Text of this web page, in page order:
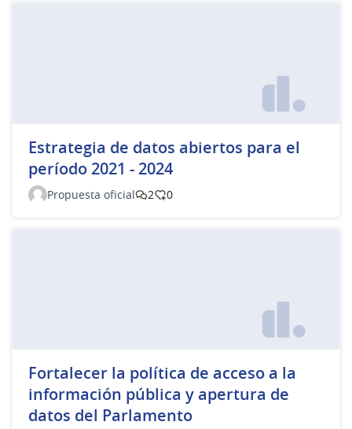
Estrategia de datos abiertos para el
período 2021 - 2024
Propuesta oficial 2 0
Fortalecer la política de acceso a la
información pública y apertura de
datos del Parlamento